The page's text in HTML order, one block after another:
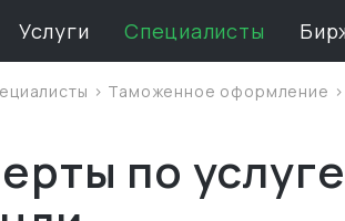
Услуги Специалисты
> Таможенное оформление
по